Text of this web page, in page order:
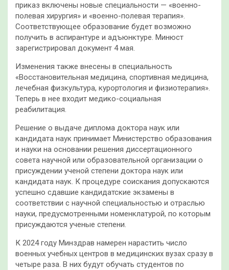
приказ включены новые специальности — «военно-
полевая хирургия» и «военно-полевая терапия».
Соответствующее образование будет возможно
получить в аспирантуре и адъюнктуре. Минюст
зарегистрировал документ 4 мая.
Изменения также внесены в специальность
«Восстановительная медицина, спортивная медицина,
лечебная физкультура, курортология и физиотерапия».
Теперь в нее входит медико-социальная
реабилитация.
Решение о выдаче диплома доктора наук или
кандидата наук принимает Министерство образования
и науки на основании решения диссертационного
совета научной или образовательной организации о
присуждении ученой степени доктора наук или
кандидата наук. К процедуре соискания допускаются
успешно сдавшие кандидатские экзамены в
соответствии с научной специальностью и отраслью
науки, предусмотренными номенклатурой, по которым
присуждаются ученые степени.
К 2024 году Минздрав намерен нарастить число
военных учебных центров в медицинских вузах сразу в
четыре раза. В них будут обучать студентов по